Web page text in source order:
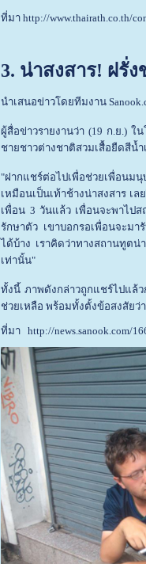
ที่มา http://www.thairath.co.th/
3. น่าสงสาร! ฝรั่
นำเสนอข่าวโดยทีมงาน
ผู้สื่อข่าวรายงานว่า (19 ก.ย.) ใ
ชายชาวต่างชาติสวมเสื้อยืดสีน้
"ฝากแชร์ต่อไปเพื่อช่วยเพื่อนม
เหมือนเป็นเท้าช้างน่าสงสาร เ
เพื่อน 3 วันแล้ว เพื่อนจะพาไป
รักษาตัว เขาบอกรอเพื่อนจะมา
ได้บ้าง เราคิดว่าทางสถานทูตน่
เท่านั้น"
ทั้งนี้ ภาพดังกล่าวถูกแชร์ไปแล้
ช่วยเหลือ พร้อมทั้งตั้งข้อสงสัย
ที่มา http://news.sanook.com/